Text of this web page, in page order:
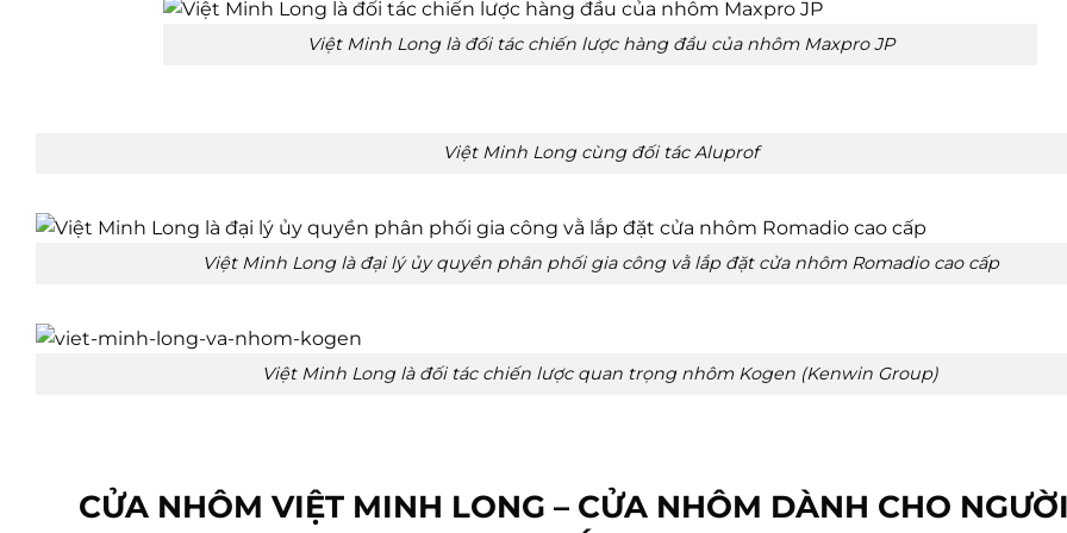
Việt Minh Long là đối tác chiến lược hàng đầu của nhôm Maxpro JP
Việt Minh Long cùng đối tác Aluprof
Việt Minh Long là đại lý ủy quyền phân phối gia công vằ lắp đặt cửa nhôm Romadio cao cấp
Việt Minh Long là đối tác chiến lược quan trọng nhôm Kogen (Kenwin Group)
CỬA NHÔM VIỆT MINH LONG – CỬA NHÔM DÀNH CHO